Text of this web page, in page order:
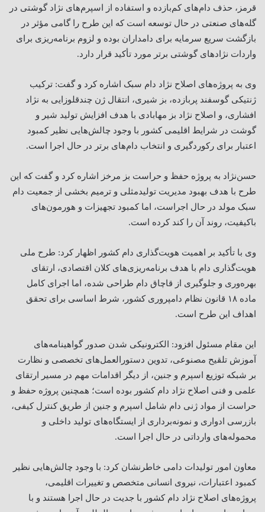
قرمز، حذف دام‌های کم‌بازده و استفاده از اسپرم‌های نژاد گوشتی در
گله‌های صنعتی در حال توسعه است که این طرح را گامی مؤثر در
بازگشت سریع سرمایه برای دامداران بوده و لزوم برنامه‌ریزی برای
واردات نژادهای گوشتی برتر مورد تأکید قرار دارد.
وی به پروژه‌های اصلاح نژاد دام سبک اشاره کرد و گفت: ترکیب
ژنتیکی گوسفند پربازده، بز شیری، انتقال ژن چندقلوزایی به نژاد
افشاری، و اصلاح نژاد بز مهابادی با هدف افزایش تولید شیر و
گوشت در شرایط اقلیمی کشور با وجود چالش‌هایی نظیر کمبود
اعتبار برای رکوردگیری و انتخاب دام‌های برتر در حال اجرا است.
حسن‌نژاد به پروژه حفظ و حراست بز مرخز اشاره کرد و گفت که این
طرح با هدف بهبود مدیریت تولیدمثلی و ترمیم بخشی از جمعیت دام
سبک مولد در حال اجراست، اما کمبود تجهیزات و هورمون‌های
باکیفیت، روند آن را کند کرده است.
وی با تأکید بر اهمیت هویت‌گذاری دام کشور اظهار کرد: طرح ملی
هویت‌گذاری دام با هدف برنامه‌ریزی‌های کلان اقتصادی، ارتقای
بهره‌وری و جلوگیری از قاچاق دام طراحی شده، اما اجرای کامل
ماده ۱۸ قانون نظام دامپروری کشور، شرط اساسی برای تحقق
اهداف این طرح است.
این مقام مسئول افزود: الکترونیکی شدن صدور گواهینامه‌های
آموزش تلقیح مصنوعی، تدوین دستورالعمل‌های تخصصی و نظارت
بر شبکه توزیع اسپرم و جنین، از دیگر اقدامات مهم در مسیر ارتقای
علمی و فنی اصلاح نژاد دام کشور بوده است؛ همچنین پروژه حفظ و
حراست از مواد ژنی دام شامل اسپرم و جنین از طریق کنترل کیفی،
بازرسی ادواری و نمونه‌برداری از ایستگاه‌های تولید داخلی و
محموله‌های وارداتی در حال اجرا است.
معاون امور تولیدات دامی خاطرنشان کرد: با وجود چالش‌هایی نظیر
کمبود اعتبارات، نیروی انسانی متخصص و تغییرات اقلیمی،
پروژه‌های اصلاح نژاد دام کشور با جدیت در حال اجرا هستند و با